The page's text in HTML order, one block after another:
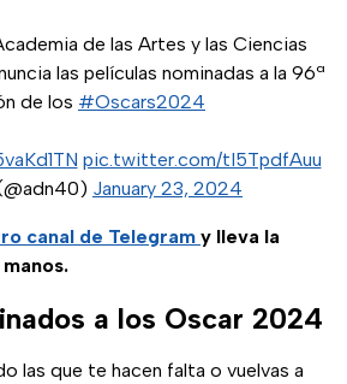
de las Artes y las Ciencias
las películas nominadas a la 96ª
de los #Oscars2024
pic.twitter.com/tI5TpdfAuu
January 23, 2024
canal de Telegram y lleva la
a los Oscar 2024
las que te hacen falta o vuelvas a